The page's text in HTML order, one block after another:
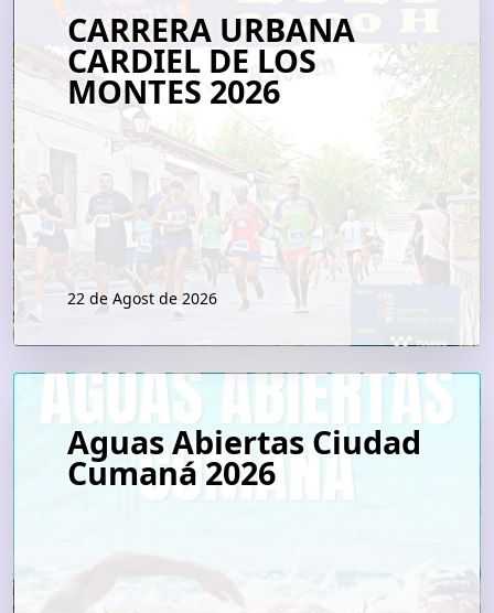
CARRERA URBANA
CARDIEL DE LOS
MONTES 2026
22 de Agost de 2026
Aguas Abiertas Ciudad
Cumaná 2026